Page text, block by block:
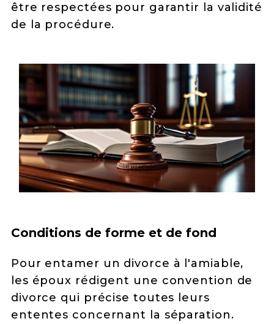
être respectées pour garantir la validité
de la procédure.
Conditions de forme et de fond
Pour entamer un divorce à l'amiable,
les époux rédigent une convention de
divorce qui précise toutes leurs
ententes concernant la séparation.